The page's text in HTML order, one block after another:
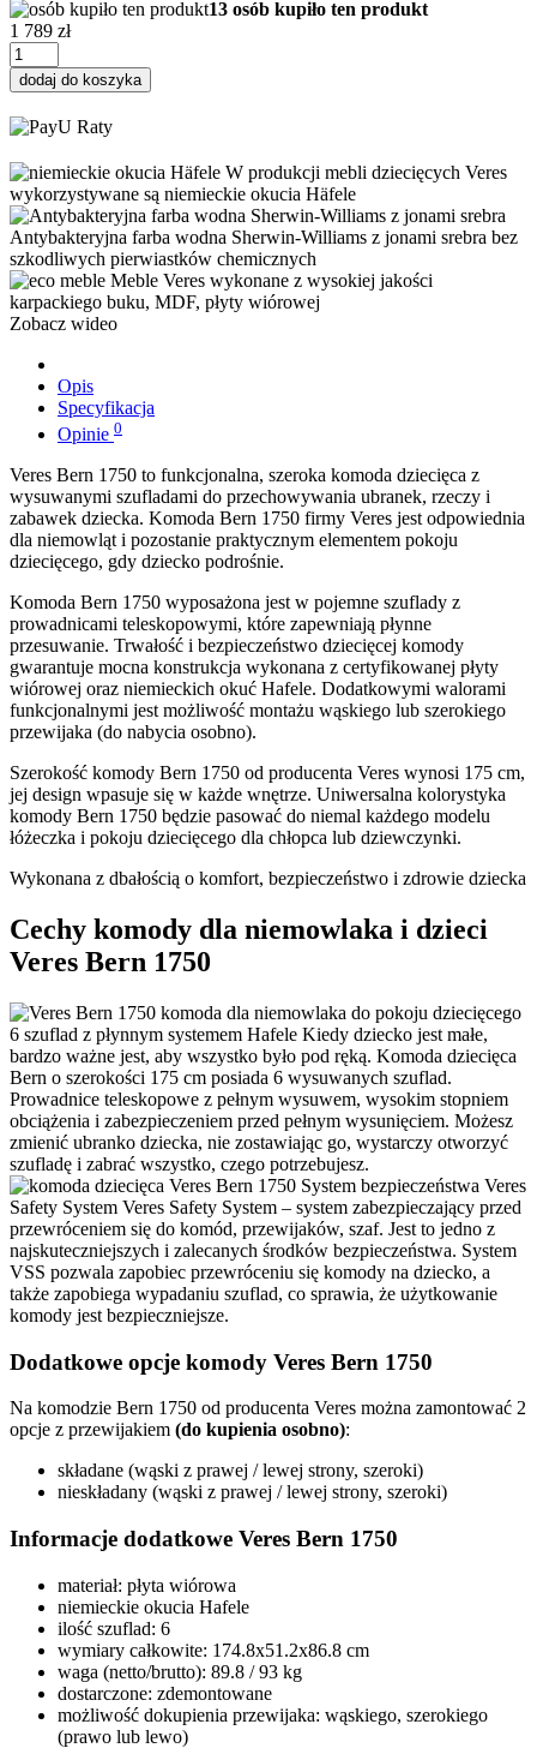
13 osób kupiło ten produkt
1 789 zł
dodaj do koszyka
W produkcji mebli dziecięcych Veres
wykorzystywane są niemieckie okucia Häfele
Antybakteryjna farba wodna Sherwin-Williams z jonami srebra bez
szkodliwych pierwiastków chemicznych
Meble Veres wykonane z wysokiej jakości
karpackiego buku, MDF, płyty wiórowej
Zobacz wideo
Opis
Specyfikacja
Opinie 0
Veres Bern 1750 to funkcjonalna, szeroka komoda dziecięca z
wysuwanymi szufladami do przechowywania ubranek, rzeczy i
zabawek dziecka. Komoda Bern 1750 firmy Veres jest odpowiednia
dla niemowląt i pozostanie praktycznym elementem pokoju
dziecięcego, gdy dziecko podrośnie.
Komoda Bern 1750 wyposażona jest w pojemne szuflady z
prowadnicami teleskopowymi, które zapewniają płynne
przesuwanie. Trwałość i bezpieczeństwo dziecięcej komody
gwarantuje mocna konstrukcja wykonana z certyfikowanej płyty
wiórowej oraz niemieckich okuć Hafele. Dodatkowymi walorami
funkcjonalnymi jest możliwość montażu wąskiego lub szerokiego
przewijaka (do nabycia osobno).
Szerokość komody Bern 1750 od producenta Veres wynosi 175 cm,
jej design wpasuje się w każde wnętrze. Uniwersalna kolorystyka
komody Bern 1750 będzie pasować do niemal każdego modelu
łóżeczka i pokoju dziecięcego dla chłopca lub dziewczynki.
Wykonana z dbałością o komfort, bezpieczeństwo i zdrowie dziecka
Cechy komody dla niemowlaka i dzieci
Veres Bern 1750
6 szuflad z płynnym systemem Hafele Kiedy dziecko jest małe,
bardzo ważne jest, aby wszystko było pod ręką. Komoda dziecięca
Bern o szerokości 175 cm posiada 6 wysuwanych szuflad.
Prowadnice teleskopowe z pełnym wysuwem, wysokim stopniem
obciążenia i zabezpieczeniem przed pełnym wysunięciem. Możesz
zmienić ubranko dziecka, nie zostawiając go, wystarczy otworzyć
szufladę i zabrać wszystko, czego potrzebujesz.
System bezpieczeństwa Veres
Safety System Veres Safety System – system zabezpieczający przed
przewróceniem się do komód, przewijaków, szaf. Jest to jedno z
najskuteczniejszych i zalecanych środków bezpieczeństwa. System
VSS pozwala zapobiec przewróceniu się komody na dziecko, a
także zapobiega wypadaniu szuflad, co sprawia, że użytkowanie
komody jest bezpieczniejsze.
Dodatkowe opcje komody Veres Bern 1750
Na komodzie Bern 1750 od producenta Veres można zamontować 2
opcje z przewijakiem (do kupienia osobno):
składane (wąski z prawej / lewej strony, szeroki)
nieskładany (wąski z prawej / lewej strony, szeroki)
Informacje dodatkowe Veres Bern 1750
materiał: płyta wiórowa
niemieckie okucia Hafele
ilość szuflad: 6
wymiary całkowite: 174.8x51.2x86.8 cm
waga (netto/brutto): 89.8 / 93 kg
dostarczone: zdemontowane
możliwość dokupienia przewijaka: wąskiego, szerokiego
(prawo lub lewo)